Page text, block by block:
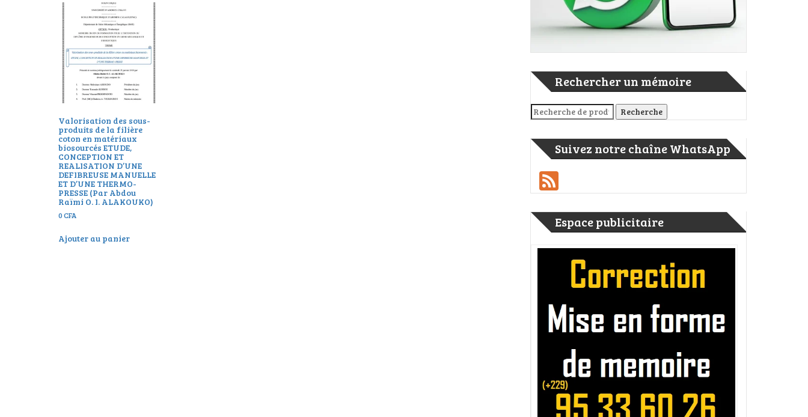
Valorisation des sous-
produits de la filière
coton en matériaux
biosourcés ETUDE,
CONCEPTION ET
REALISATION D’UNE
DEFIBREUSE MANUELLE
ET D’UNE THERMO-
PRESSE (Par Abdou
Raïmi O. I. ALAKOUKO)
0CFA
Ajouter au panier
Rechercher un mémoire
Recherche pour : Recherche
Suivez notre chaîne WhatsApp
Espace publicitaire